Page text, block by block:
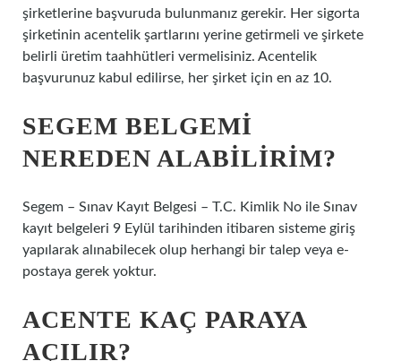
şirketlerine başvuruda bulunmanız gerekir. Her sigorta
şirketinin acentelik şartlarını yerine getirmeli ve şirkete
belirli üretim taahhütleri vermelisiniz. Acentelik
başvurunuz kabul edilirse, her şirket için en az 10.
SEGEM BELGEMI
NEREDEN ALABILIRIM?
Segem – Sınav Kayıt Belgesi – ​​​​T.C. Kimlik No ile Sınav
kayıt belgeleri 9 Eylül tarihinden itibaren sisteme giriş
yapılarak alınabilecek olup herhangi bir talep veya e-
postaya gerek yoktur.
ACENTE KAÇ PARAYA
AÇILIR?